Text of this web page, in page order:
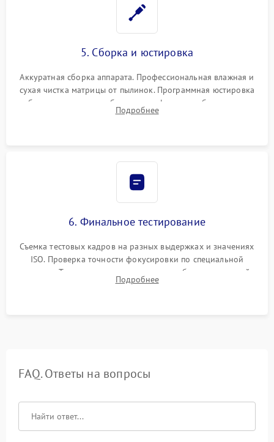
5. Сборка и юстировка
Аккуратная сборка аппарата. Профессиональная влажная и
сухая чистка матрицы от пылинок. Программная юстировка
рабочего отрезка, калибровка автофокуса, стабилизатора и
экспозамера с помощью сервисного ПО.
Подробнее
6. Финальное тестирование
Съемка тестовых кадров на разных выдержках и значениях
ISO. Проверка точности фокусировки по специальной
мишени. Тест записи на карту памяти, работы встроенной
вспышки, микрофона и всех кнопок управления.
Подробнее
FAQ. Ответы на вопросы